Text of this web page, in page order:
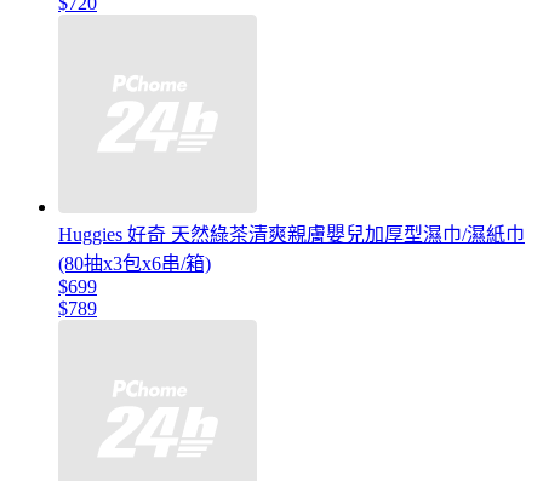
Huggies 好奇 天然綠茶清爽親膚嬰兒加厚型濕巾/濕紙巾
(80抽x3包x6串/箱)
$699
$789